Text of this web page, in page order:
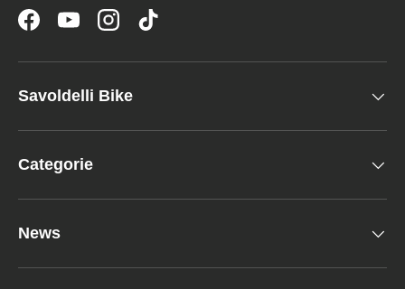
Facebook
YouTubeInstagram
TikTok
Savoldelli Bike
Categorie
News